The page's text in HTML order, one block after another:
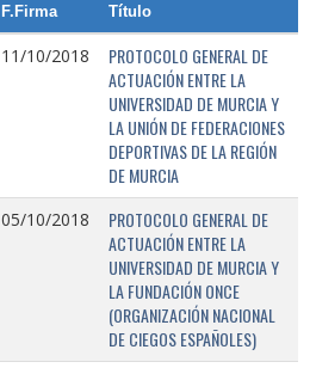
F.Firma Título
11/10/2018
PROTOCOLO GENERAL DE
ACTUACIÓN ENTRE LA
UNIVERSIDAD DE MURCIA Y
LA UNIÓN DE FEDERACIONES
DEPORTIVAS DE LA REGIÓN
DE MURCIA
05/10/2018
PROTOCOLO GENERAL DE
ACTUACIÓN ENTRE LA
UNIVERSIDAD DE MURCIA Y
LA FUNDACIÓN ONCE
(ORGANIZACIÓN NACIONAL
DE CIEGOS ESPAÑOLES)